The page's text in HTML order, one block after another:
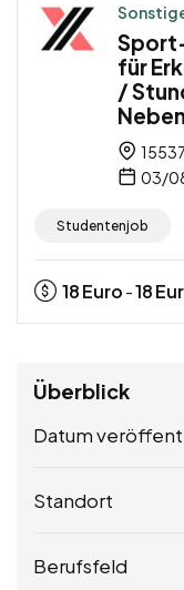
für
/
03/
Studentenjob
18Euro -18
Überblick
Datum
Standort
Berufsfeld